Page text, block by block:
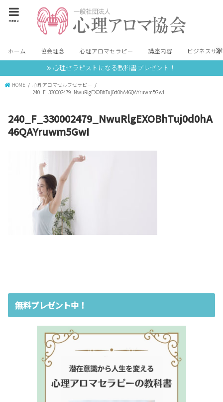
menu
ホーム 協会理念 心理アロマセラピー 講座内容 ビジネスサ
心理セラピストになる教科書プレゼント！
HOME
心理アロマセルフセラピー
240_F_330002479_NwuRlgEXOBhTuj0d0hA46QAYruwm5GwI
240_F_330002479_NwuRlgEXOBhTuj0d0hA
46QAYruwm5GwI
無料プレゼント中！